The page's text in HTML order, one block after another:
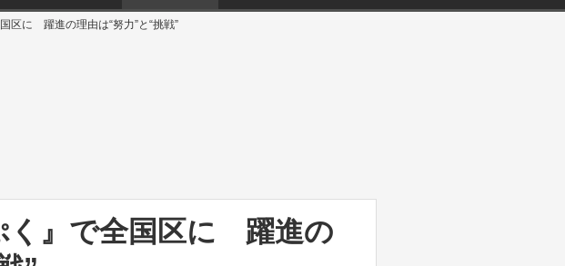
区に 躍進の理由は“努力”と“挑戦”
く』で全国区に 躍進の